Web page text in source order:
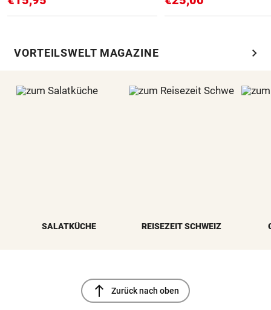
VORTEILSWELT MAGAZINE chevron_right
SALATKÜCHE REISEZEIT SCHWEIZ
north Zurück nach oben